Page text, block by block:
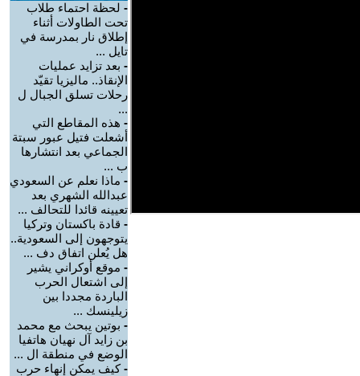
- لحظة احتماء طلاب
تحت الطاولات أثناء
إطلاق نار بمدرسة في
تايل ...
- بعد تزايد عمليات
الإنقاذ.. ماليزيا تقيّد
رحلات تسلق الجبال ل
...
- هذه المقاطع التي
أشعلت فتيل عبور سبتة
الجماعي بعد انتشارها
ب ...
- ماذا نعلم عن السعودي
عبدالله الشهري بعد
تعيينه قائدا للتحالف ...
- قادة باكستان وتركيا
يتوجهون إلى السعودية..
هل يُعلن اتفاق دف ...
- موقع أوكراني يشير
إلى اشتعال الحرب
الباردة مجددا بين
زيلينسك ...
- بوتين يبحث مع محمد
بن زايد آل نهيان هاتفيا
الوضع في منطقة ال ...
-كيف يمكن إنهاء حرب